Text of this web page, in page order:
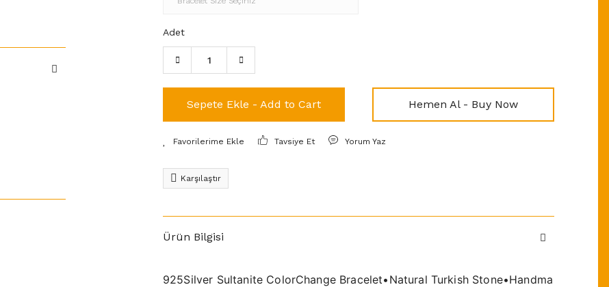
Adet
Sepete Ekle - Add to Cart Hemen Al - Buy Now
Tavsiye Et Yorum Yaz
Karşılaştır
Ürün Bilgisi
925Silver Sultanite ColorChange Bracelet•Natural Turkish Stone•Handma